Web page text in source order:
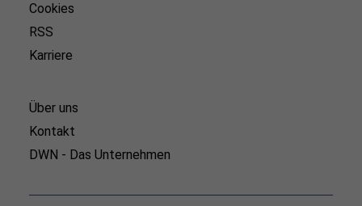
Cookies
RSS
Karriere
Über uns
Kontakt
DWN - Das Unternehmen